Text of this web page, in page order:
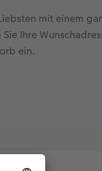
mit einem
Ihre
ein.